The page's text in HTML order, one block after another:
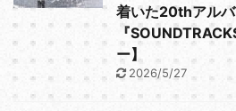
着いた20thアル
『
ー】
2026/5/27